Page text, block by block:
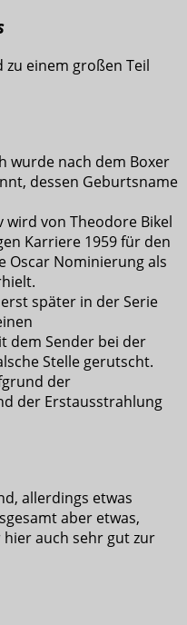
zu einem großen Teil
wurde nach dem Boxer
dessen Geburtsname
wird von Theodore Bikel
Karriere 1959 für den
Oscar Nominierung als
später in der Serie
dem Sender bei der
Stelle gerutscht.
der
der Erstausstrahlung
allerdings etwas
aber etwas,
auch sehr gut zur